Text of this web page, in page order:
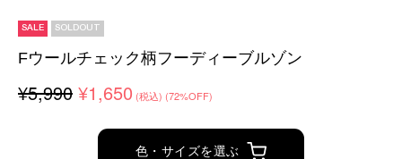
SALE SOLDOUT
Fウールチェック柄フーディーブルゾン
¥5,990 ¥1,650 (税込) (72%OFF)
色・サイズを選ぶ